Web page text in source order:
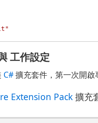
工作設定
C#擴充套件，第一次開啟
Extension Pack擴充